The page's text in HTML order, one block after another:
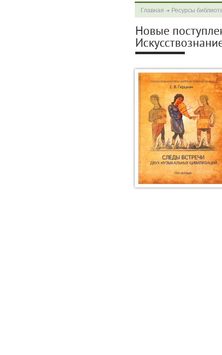
Главная Ресурсы
Новые